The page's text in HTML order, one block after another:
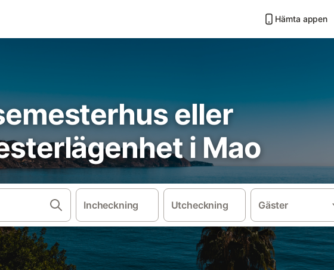
Hämta appen
eller
i Mao
Incheckning Utcheckning Gäster